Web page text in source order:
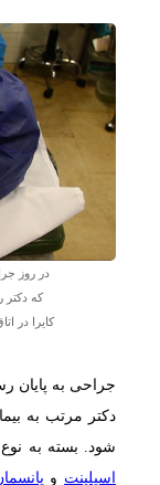
در روز
که دکتر
کایرا در
جراحی به پایان
دکتر مرتب به
شود. بسته به
اسپلینت و